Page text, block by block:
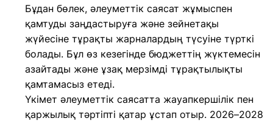
Бұдан бөлек, әлеуметтік саясат жұмыспен
қамтуды заңдастыруға және зейнетақы
жүйесіне тұрақты жарналардың түсуіне түрткі
болады. Бұл өз кезегінде бюджеттің жүктемесін
азайтады және ұзақ мерзімді тұрақтылықты
қамтамасыз етеді.
Үкімет әлеуметтік саясатта жауапкершілік пен
қаржылық тәртіпті қатар ұстап отыр. 2026–2028